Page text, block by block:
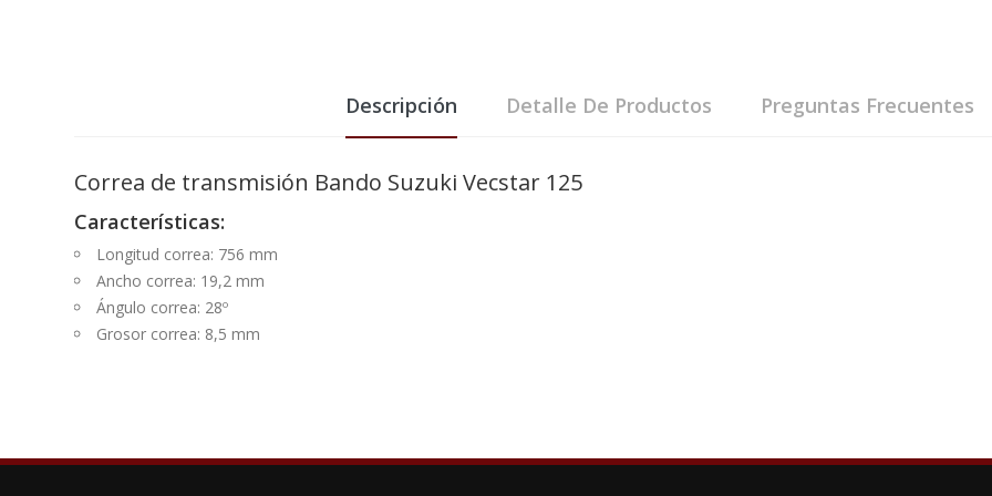
Descripción Detalle De Productos Preguntas Frecuentes
Correa de transmisión Bando Suzuki Vecstar 125
Características:
Longitud correa: 756 mm
Ancho correa: 19,2 mm
Ángulo correa: 28º
Grosor correa: 8,5 mm